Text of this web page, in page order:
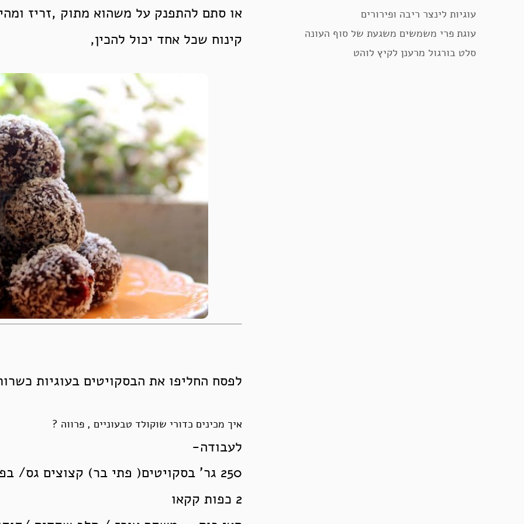
או סתם להתפנק על משהוא מתוק ,זריז
קינוח שכל אחד יכול להכין,
לפסח החליפו את הבסקויטים בעוגיות
איך מכינים כדורי שוקולד טבעוניים , פרווה ?
לעבודה-
250 גר’ בסקויטים( פתי בר) קצוצים גס/ בפסח עוגיות יין
2 כפות קקאו
עוגיות לינצר ריבה ופירורים
עוגת פרי משמשים משגעת של סוף העונה
סלט בורגול מרענן לקיץ לוהט